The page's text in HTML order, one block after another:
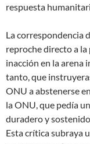
respuesta
La correspondencia
reproche directo a
inacción en la arena
tanto, que
ONU a abstenerse
la ONU, que pedía
duradero y sostenido
Esta crítica subraya